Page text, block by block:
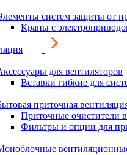
систем защиты от
Краны с
для вентиляторов
Вставки гибкие для
приточная
Приточные очистители
Фильтры и опции для